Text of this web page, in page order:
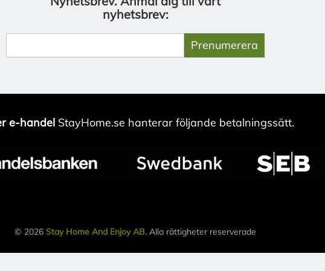
nyhetsbrev:
Prenumerera
e-handelStayHome.se hanterar följande betalningssätt.
© 2026 Stay Home And Enjoy AB. Alla rättigheter reserverade